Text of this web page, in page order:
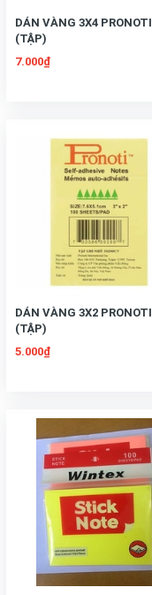
DÁN VÀNG 3X4 PRONOTI
(TẬP)
7.000₫
DÁN VÀNG 3X2 PRONOTI
(TẬP)
5.000₫